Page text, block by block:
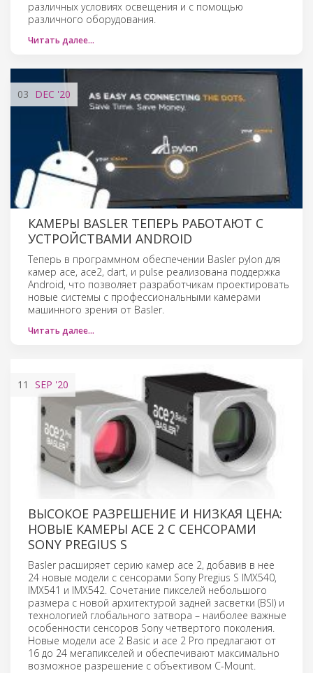
различных условиях освещения и с помощью
различного оборудования.
Читать далее…
03 DEC '20
КАМЕРЫ BASLER ТЕПЕРЬ РАБОТАЮТ С
УСТРОЙСТВАМИ ANDROID
Теперь в программном обеспечении Basler pylon для
камер ace, ace2, dart, и pulse реализована поддержка
Android, что позволяет разработчикам проектировать
новые системы с профессиональными камерами
машинного зрения от Basler.
Читать далее…
11 SEP '20
ВЫСОКОЕ РАЗРЕШЕНИЕ И НИЗКАЯ ЦЕНА:
НОВЫЕ КАМЕРЫ ACE 2 С СЕНСОРАМИ
SONY PREGIUS S
Basler расширяет серию камер ace 2, добавив в нее
24 новые модели с сенсорами Sony Pregius S IMX540,
IMX541 и IMX542. Сочетание пикселей небольшого
размера с новой архитектурой задней засветки (BSI) и
технологией глобального затвора – наиболее важные
особенности сенсоров Sony четвертого поколения.
Новые модели ace 2 Basic и ace 2 Pro предлагают от
16 до 24 мегапикселей и обеспечивают максимально
возможное разрешение с объективом C-Mount.